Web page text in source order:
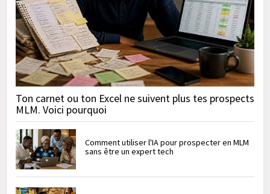
Ton carnet ou ton Excel ne suivent plus tes prospects
MLM. Voici pourquoi
Comment utiliser l'IA pour prospecter en MLM
sans être un expert tech